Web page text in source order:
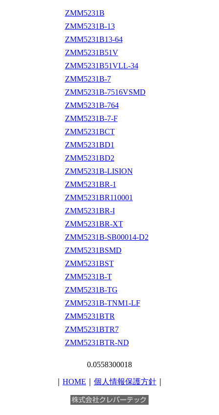
ZMM5231B
ZMM5231B-13
ZMM5231B13-64
ZMM5231B51V
ZMM5231B51VLL-34
ZMM5231B-7
ZMM5231B-7516VSMD
ZMM5231B-764
ZMM5231B-7-F
ZMM5231BCT
ZMM5231BD1
ZMM5231BD2
ZMM5231B-LISION
ZMM5231BR-1
ZMM5231BR110001
ZMM5231BR-I
ZMM5231BR-XT
ZMM5231B-SB00014-D2
ZMM5231BSMD
ZMM5231BST
ZMM5231B-T
ZMM5231B-TG
ZMM5231B-TNM1-LF
ZMM5231BTR
ZMM5231BTR7
ZMM5231BTR-ND
0.0558300018
HOME 個人情報保護方針